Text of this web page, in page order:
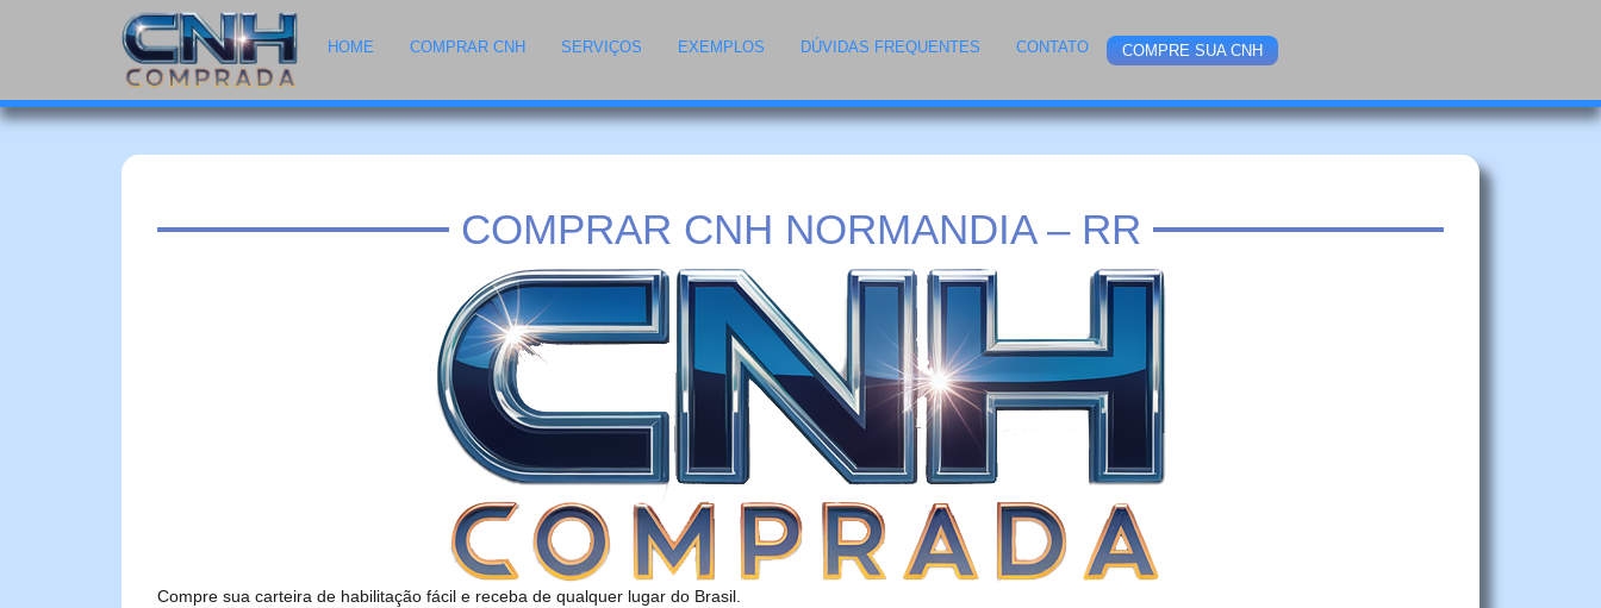
HOME COMPRAR CNH SERVIÇOS EXEMPLOS DÚVIDAS FREQUENTES CONTATO COMPRE SUA CNH
COMPRAR CNH NORMANDIA – RR
Compre sua carteira de habilitação fácil e receba de qualquer lugar do Brasil.